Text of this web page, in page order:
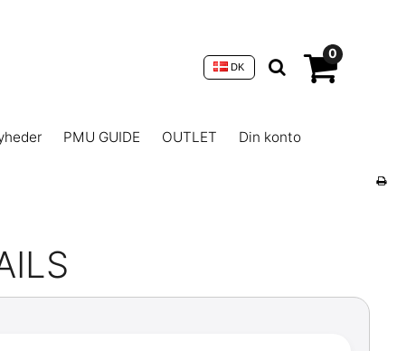
0
DK
PMU GUIDE OUTLET Din konto